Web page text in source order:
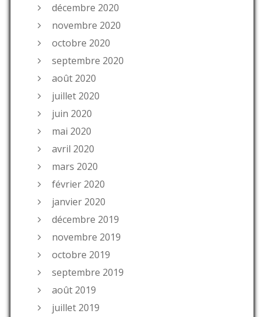
décembre 2020
novembre 2020
octobre 2020
septembre 2020
août 2020
juillet 2020
juin 2020
mai 2020
avril 2020
mars 2020
février 2020
janvier 2020
décembre 2019
novembre 2019
octobre 2019
septembre 2019
août 2019
juillet 2019